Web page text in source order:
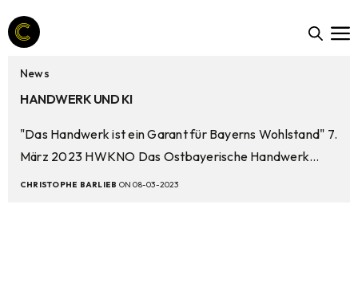
News
HANDWERK UND KI
"Das Handwerk ist ein Garant für Bayerns Wohlstand" 7.
März 2023 HWKNO Das Ostbayerische Handwerk…
CHRISTOPHE BARLIEB ON 08-03-2023